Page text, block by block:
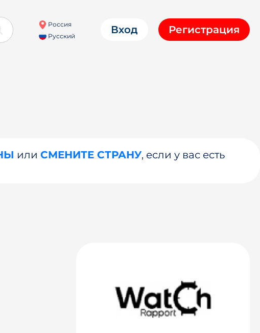
Россия
Русский
Вход Регистрация
или СМЕНИТЕ СТРАНУ, если у вас есть